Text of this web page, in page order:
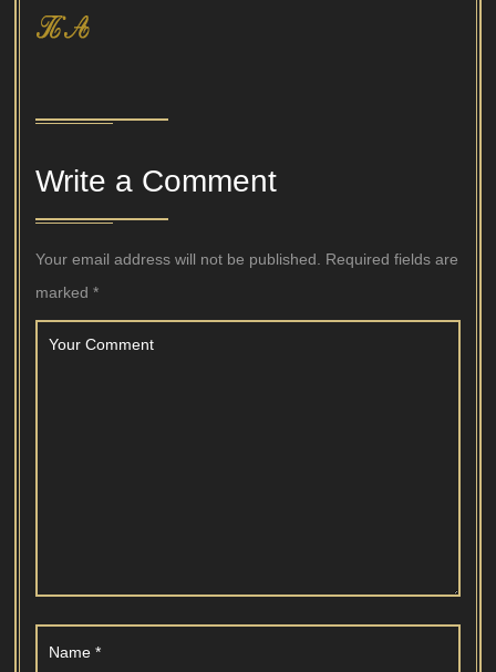
Write a Comment
Your email address will not be published.
Required fields are
marked *